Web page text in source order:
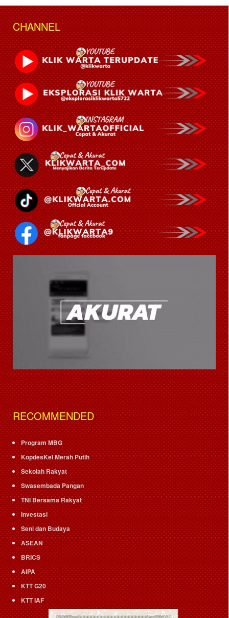
CHANNEL
RECOMMENDED
Program MBG
KopdesKel Merah Putih
Sekolah Rakyat
Swasembada Pangan
TNI Bersama Rakyat
Investasi
Seni dan Budaya
ASEAN
BRICS
AIPA
KTT G20
KTT IAF